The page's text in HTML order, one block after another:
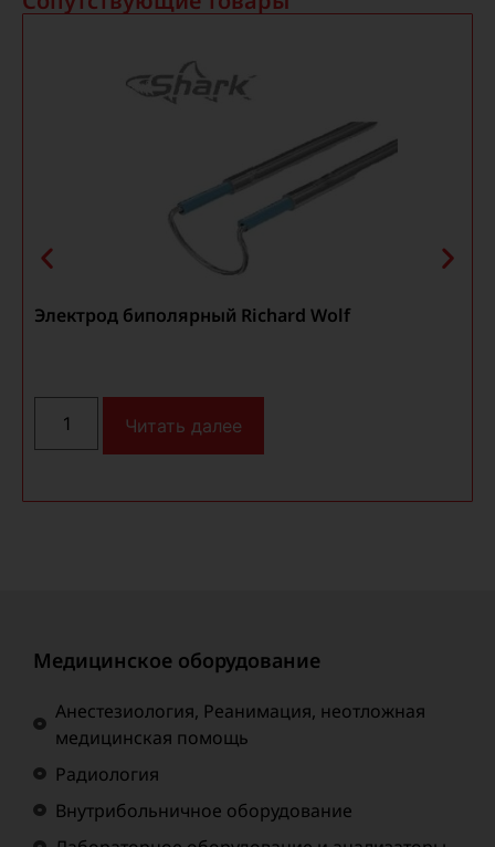
Электрод биполярный Richard Wolf
Читать далее
Медицинское оборудование
Анестезиология, Реанимация, неотложная
медицинская помощь
Радиология
Внутрибольничное оборудование